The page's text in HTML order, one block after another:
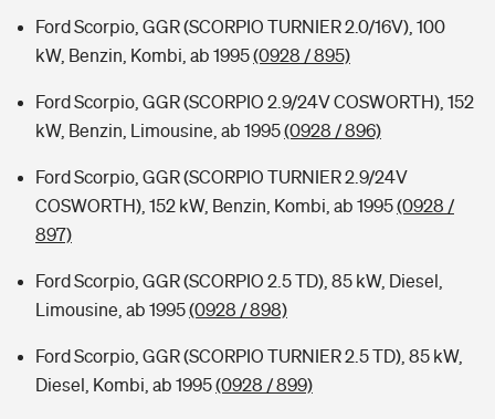
Ford Scorpio, GGR (SCORPIO TURNIER 2.0/16V), 100
kW, Benzin, Kombi, ab 1995(0928 / 895)
Ford Scorpio, GGR (SCORPIO 2.9/24V COSWORTH), 152
kW, Benzin, Limousine, ab 1995(0928 / 896)
Ford Scorpio, GGR (SCORPIO TURNIER 2.9/24V
COSWORTH), 152 kW, Benzin, Kombi, ab 1995(0928 /
897)
Ford Scorpio, GGR (SCORPIO 2.5 TD), 85 kW, Diesel,
Limousine, ab 1995(0928 / 898)
Ford Scorpio, GGR (SCORPIO TURNIER 2.5 TD), 85 kW,
Diesel, Kombi, ab 1995(0928 / 899)